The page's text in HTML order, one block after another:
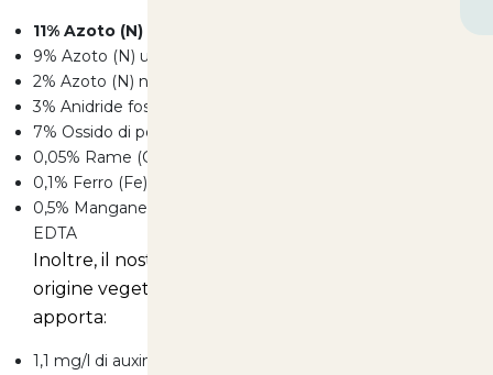
11% Azoto (N) totale
9% Azoto (N) ureico
2% Azoto (N) nitrico
3% Anidride fosforica (P2O5) solubile in acqua
7% Ossido di potassio (K2O) solubile in acqua
0,05% Rame (Cu) solubile in acqua chelato con EDTA
0,1% Ferro (Fe) solubile in acqua chelato con EDTA
0,5% Manganese (Mn) solubile in acqua chelato con
EDTA
Inoltre, il nostro prodotto contiene aminoacidi di
origine vegetale e il composto Kelp, che
apporta:
1,1 mg/l di auxine di origine vegetale